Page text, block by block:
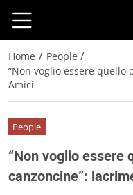
Home / People /
“Non voglio essere quello
Amici
People
“Non voglio essere
canzoncine”: